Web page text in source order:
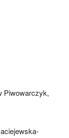
Piwowarczyk,